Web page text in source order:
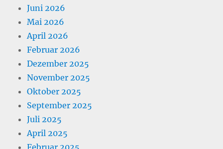
Juni 2026
Mai 2026
April 2026
Februar 2026
Dezember 2025
November 2025
Oktober 2025
September 2025
Juli 2025
April 2025